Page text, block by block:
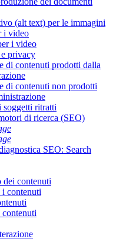
(alt text) per le immagini
i video
i video
privacy
di contenuti prodotti dalla
di contenuti non prodotti
soggetti ritratti
di ricerca (SEO)
SEO: Search
dei contenuti
contenuti